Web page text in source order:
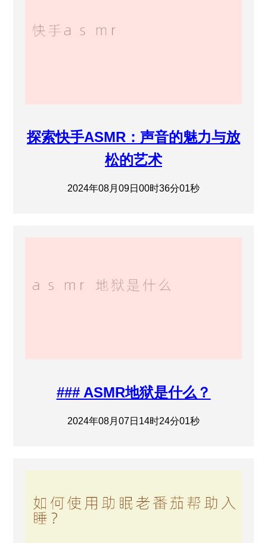
探索快手ASMR：声音的魅力与放
松的艺术
2024年08月09日00时36分01秒
### ASMR地狱是什么？
2024年08月07日14时24分01秒